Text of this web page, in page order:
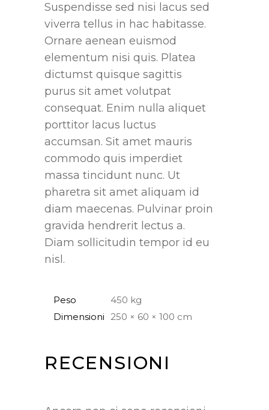
Suspendisse sed nisi lacus sed
viverra tellus in hac habitasse.
Ornare aenean euismod
elementum nisi quis. Platea
dictumst quisque sagittis
purus sit amet volutpat
consequat. Enim nulla aliquet
porttitor lacus luctus
accumsan. Sit amet mauris
commodo quis imperdiet
massa tincidunt nunc. Ut
pharetra sit amet aliquam id
diam maecenas. Pulvinar proin
gravida hendrerit lectus a.
Diam sollicitudin tempor id eu
nisl.
Peso
450 kg
Dimensioni 250 × 60 × 100 cm
RECENSIONI